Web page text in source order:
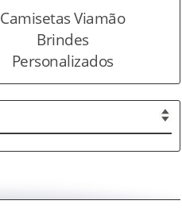
Camisetas Viamão
Brindes
Personalizados